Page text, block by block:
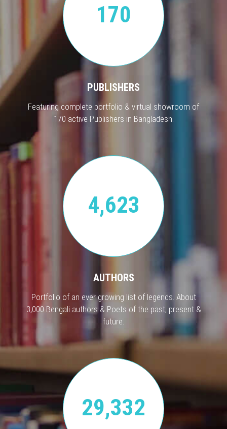
170
PUBLISHERS
Featuring complete portfolio & virtual showroom of
170 active Publishers in Bangladesh.
4,623
AUTHORS
Portfolio of an ever growing list of legends. About
3,000 Bengali authors & Poets of the past, present &
future.
29,332